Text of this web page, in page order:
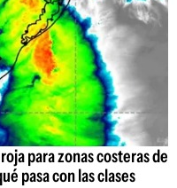
para zonas costeras de
pasa con las clases